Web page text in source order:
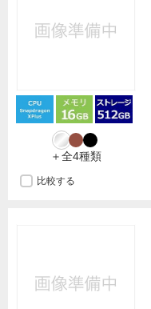
＋全4種類
比較する